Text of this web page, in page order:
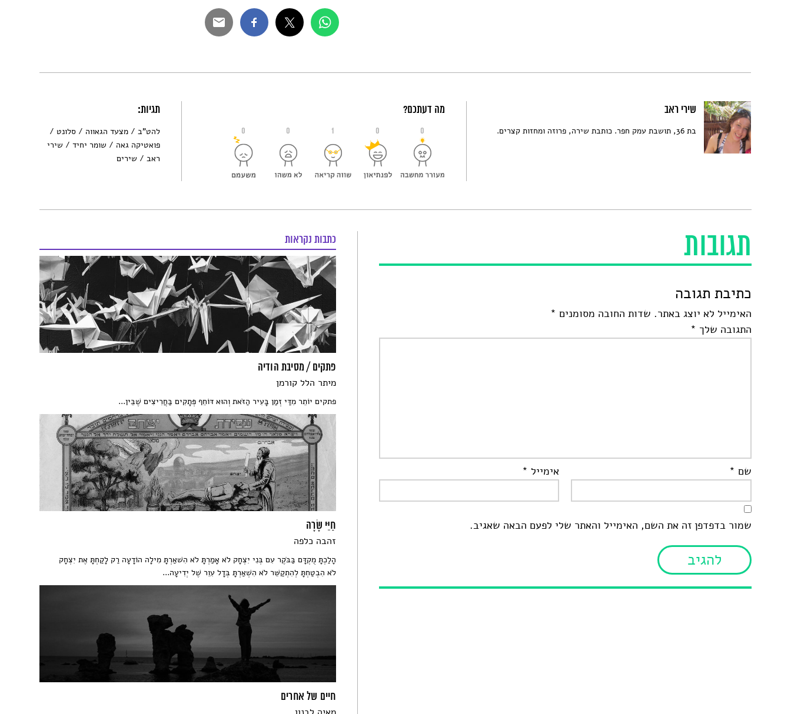
שירי ראב
בת 36, תושבת עמק חפר. כותבת שירה, פרוזה ומחזות קצרים.
מה דעתכם?
0 0 1 0 0
תגיות:
להט"ב מצעד הגאווה
סלונט
פואטיקה גאה
שומר יחיד
שירי
ראב
שירים
תגובות
כתיבת תגובה
האימייל לא יוצג באתר. שדות החובה מסומנים *
התגובה שלך *
שם * אימייל *
שמור בדפדפן זה את השם, האימייל והאתר שלי לפעם הבאה שאגיב.
כתבות נקראות
פתקים / מסיבת הודיה
מיתר הלל קורמן
פתקים יוֹתֵר מִדַּי זְמַן בָּעִיר הַזֹּאת וְהוּא דּוֹחֵף פְּתָקִים בַּחֲרִיצִים שֶׁבֵּין...
חַיֵּי שָׂרָה
זהבה כלפה
הָלַכְתָּ מֻקְדָּם בַּבֹּקֶר עִם בְּנִי יִצְחָק לֹא אָמַרְתָּ לֹא הִשׁאַרְתָּ מִילָה הוֹדָעָה רַק לָקַחְתָּ אֶת יִצְחָק
לֹא הִבְטַחְתָּ לְהִתְקַשֵּׁר לֹא הִשְׁאַרְתָּ בְּדָל עִוֵר שֶׁל יְדִיעָה...
חיים של אחרים